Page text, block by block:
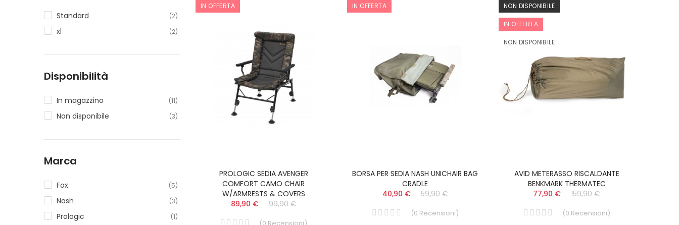
IN OFFERTA
PROLOGIC SEDIA AVENGER
COMFORT CAMO CHAIR
W/ARMRESTS & COVERS
89,90 €
99,90 €
IN OFFERTA
BORSA PER SEDIA NASH UNICHAIR BAG
CRADLE
40,90 €
59,90 €
(0 Recensioni)
NON DISPONIBILE
IN OFFERTA
NON DISPONIBILE
AVID METERASSO RISCALDANTE
BENKMARK THERMATEC
77,90 €
159,90 €
(0 Recensioni)
Standard (2)
xl (2)
Disponibilità
In magazzino (11)
Non disponibile (3)
Marca
Fox (5)
Nash (3)
Prologic (1)